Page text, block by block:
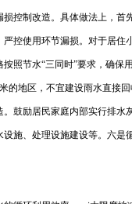
控制改造。具体做法上，首
控使用环节漏损。对于居住
照节水“三同时”要求，确保
的地区，不宜建设雨水直接
鼓励居民家庭内部实行排水
施、处理设施建设等。六是